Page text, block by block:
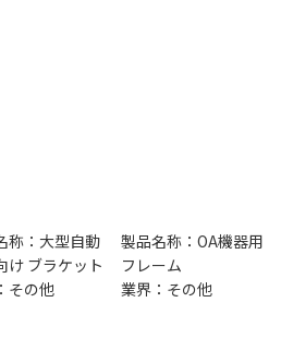
称：大型自動
け ブラケット
その他
製品名称：OA機器用
フレーム
業界：その他